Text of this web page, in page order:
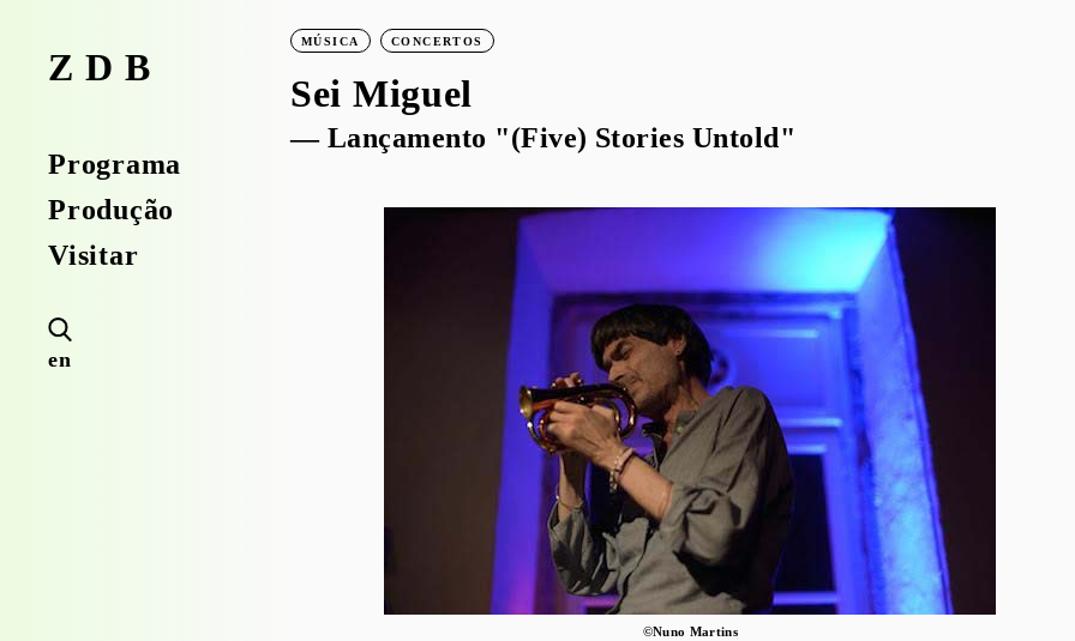
ZDB
Programa
Produção
Visitar
en
MÚSICA CONCERTOS
Sei Miguel
— Lançamento "(Five) Stories Untold"
©Nuno Martins